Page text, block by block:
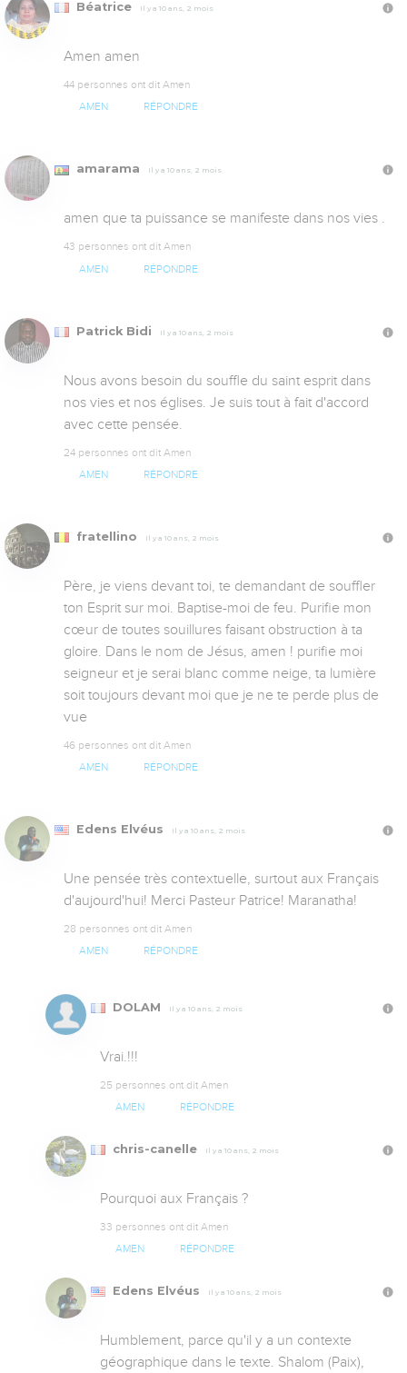
Béatrice Il y a 10 ans, 2 mois
Amen amen
44 personnes ont dit Amen
AMEN RÉPONDRE
amarama Il y a 10 ans, 2 mois
amen que ta puissance se manifeste dans nos vies .
43 personnes ont dit Amen
AMEN RÉPONDRE
Patrick Bidi Il y a 10 ans, 2 mois
Nous avons besoin du souffle du saint esprit dans
nos vies et nos églises. Je suis tout à fait d'accord
avec cette pensée.
24 personnes ont dit Amen
AMEN RÉPONDRE
fratellino Il y a 10 ans, 2 mois
Père, je viens devant toi, te demandant de souffler
ton Esprit sur moi. Baptise-moi de feu. Purifie mon
cœur de toutes souillures faisant obstruction à ta
gloire. Dans le nom de Jésus, amen ! purifie moi
seigneur et je serai blanc comme neige, ta lumière
soit toujours devant moi que je ne te perde plus de
vue
46 personnes ont dit Amen
AMEN RÉPONDRE
Edens Elvéus Il y a 10 ans, 2 mois
Une pensée très contextuelle, surtout aux Français
d'aujourd'hui! Merci Pasteur Patrice! Maranatha!
28 personnes ont dit Amen
AMEN RÉPONDRE
DOLAM Il y a 10 ans, 2 mois
Vrai.!!!
25 personnes ont dit Amen
AMEN RÉPONDRE
chris-canelle Il y a 10 ans, 2 mois
Pourquoi aux Français ?
33 personnes ont dit Amen
AMEN RÉPONDRE
Edens Elvéus Il y a 10 ans, 2 mois
Humblement, parce qu'il y a un contexte
géographique dans le texte. Shalom (Paix),